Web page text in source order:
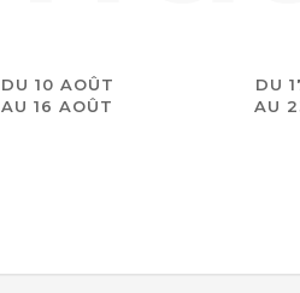
DU 10 AOÛT
AU 16 AOÛT
DU
AU